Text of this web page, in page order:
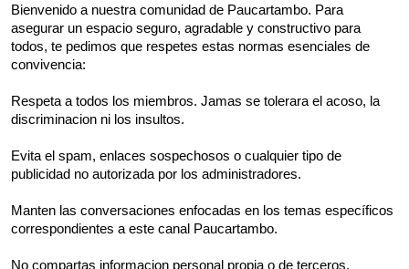
Bienvenido a nuestra comunidad de Paucartambo. Para
asegurar un espacio seguro, agradable y constructivo para
todos, te pedimos que respetes estas normas esenciales de
convivencia:
Respeta a todos los miembros. Jamas se tolerara el acoso, la
discriminacion ni los insultos.
Evita el spam, enlaces sospechosos o cualquier tipo de
publicidad no autorizada por los administradores.
Manten las conversaciones enfocadas en los temas específicos
correspondientes a este canal Paucartambo.
No compartas informacion personal propia o de terceros.